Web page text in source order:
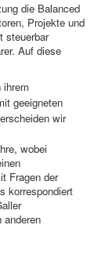
die Balanced
Projekte und
steuerbar
Auf diese
geeigneten
wir
wobei
Fragen der
korrespondiert
anderen